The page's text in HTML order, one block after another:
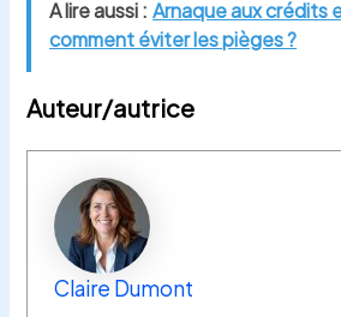
A lire aussi : Arnaque aux crédits
comment éviter les pièges ?
Auteur/autrice
Claire Dumont